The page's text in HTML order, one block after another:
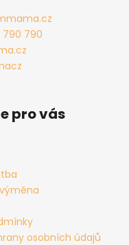
790 790
pro vás
osobních údajů